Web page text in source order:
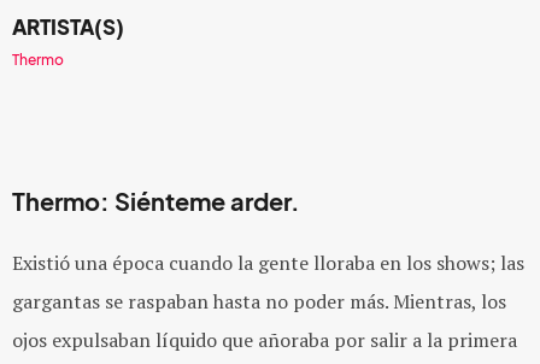
ARTISTA(S)
Thermo
Thermo: Siénteme arder.
Existió una época cuando la gente lloraba en los shows; las
gargantas se raspaban hasta no poder más. Mientras, los
ojos expulsaban líquido que añoraba por salir a la primera